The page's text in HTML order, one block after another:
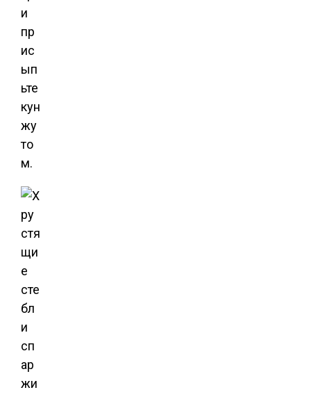
и
пр
ис
ып
ьте
кун
жу
то
м.